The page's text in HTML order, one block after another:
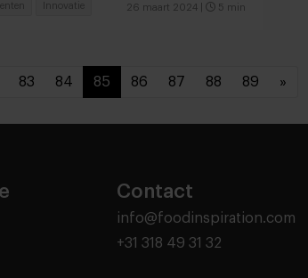
26 maart 2024 5 min
Innovatie
83 84 85 86 87 88 89 »
Contact
info@foodinspiration.com
+31 318 49 31 32